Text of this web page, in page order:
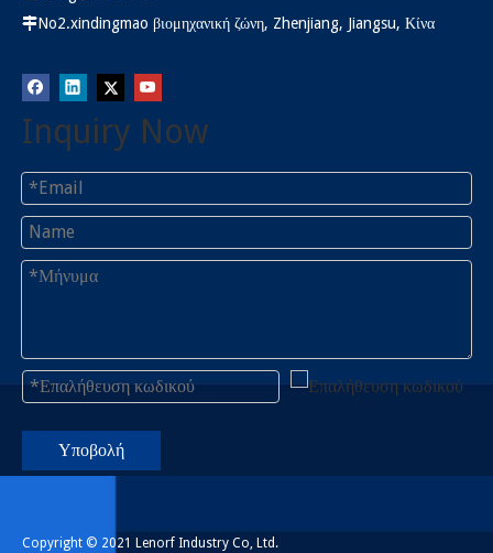
No2.xindingmao βιομηχανική ζώνη, Zhenjiang, Jiangsu, Κίνα
Inquiry Now
Υποβολή
Copyright © 2021 Lenorf Industry Co, Ltd.